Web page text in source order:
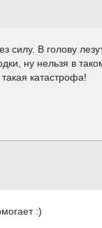
силу. В голову
ну нельзя в
катастрофа!
:)